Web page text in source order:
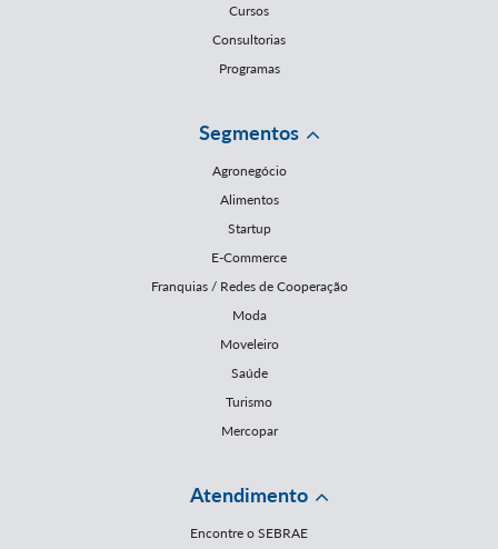
Cursos
Consultorias
Programas
Segmentos
Agronegócio
Alimentos
Startup
E-Commerce
Franquias / Redes de Cooperação
Moda
Moveleiro
Saúde
Turismo
Mercopar
Atendimento
Encontre o SEBRAE